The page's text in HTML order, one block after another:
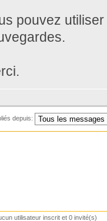
pouvez
depuis:
utilisateur inscrit et 0 invité(s)